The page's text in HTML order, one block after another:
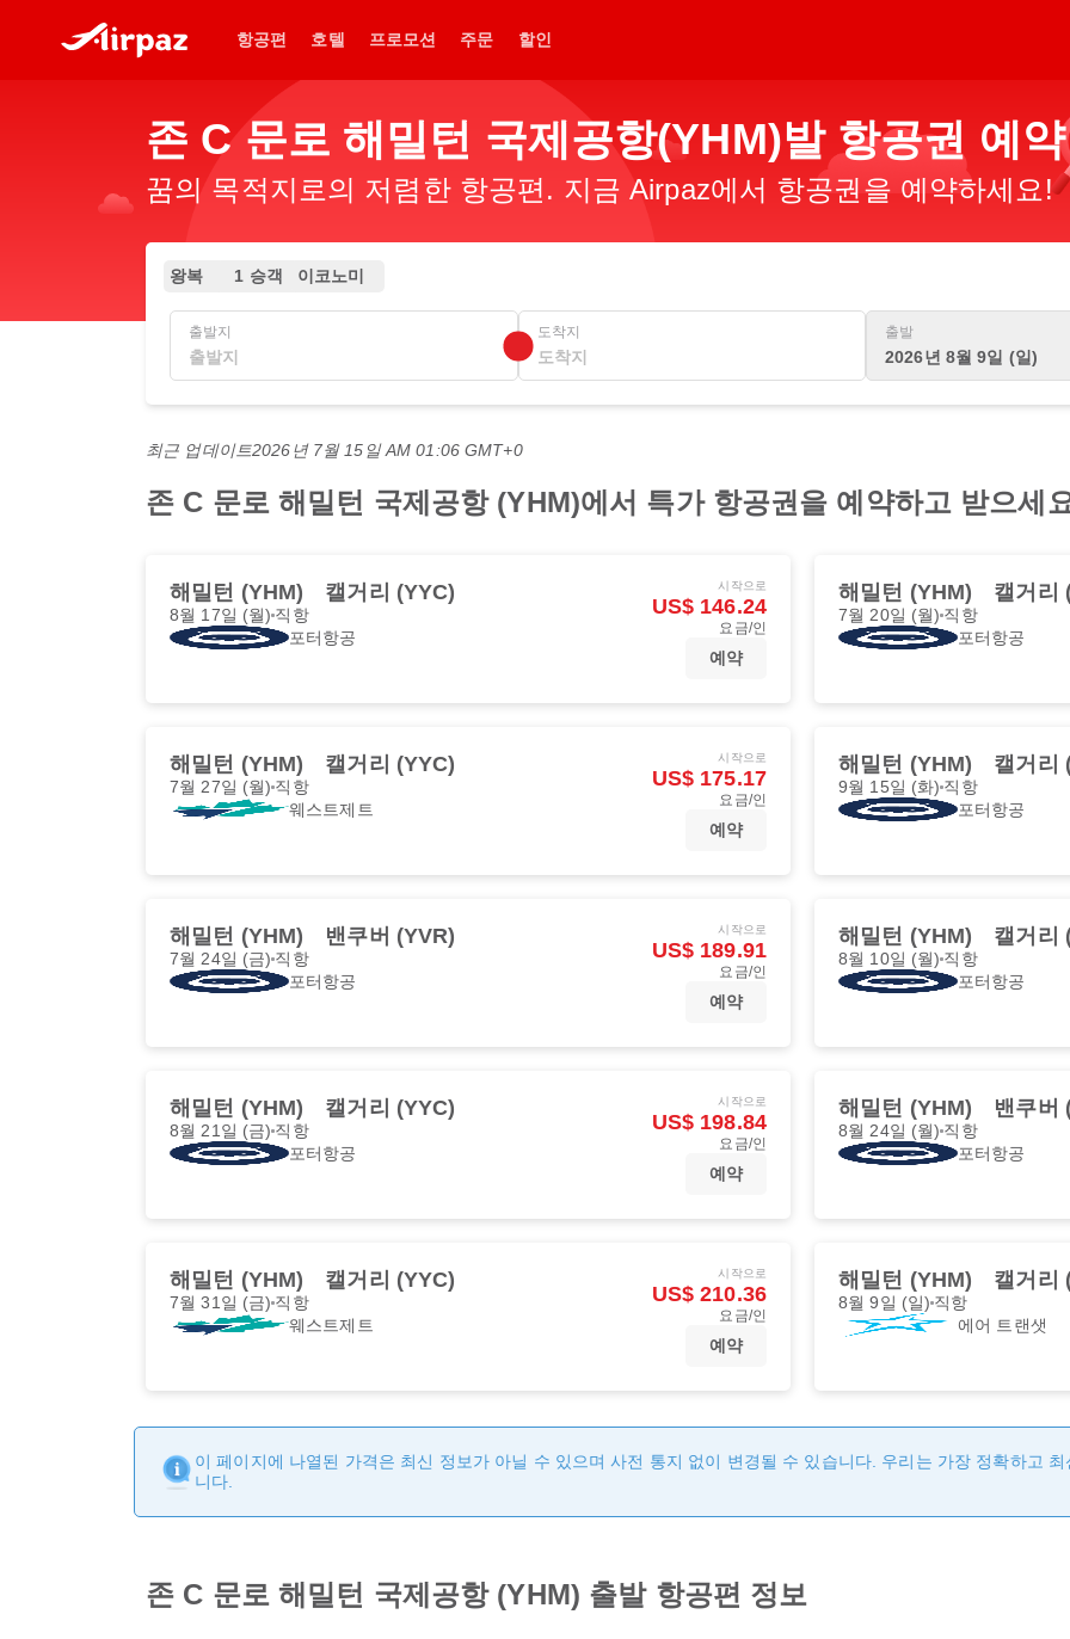
항공편 호텔 프로모션 주문 할인
존 C 문로 해밀턴 국제공항(YHM)발 항공권 예약
꿈의 목적지로의 저렴한 항공편. 지금 Airpaz에서 항공권을 예약하세요!
왕복 1 승객 이코노미
출발지 도착지 출발
2026년 8월 9일 (일)
최근 업데이트2026년 7월 15일 AM 01:06 GMT+0
존 C 문로 해밀턴 국제공항 (YHM)에서 특가 항공권을 예약하고 받으세
해밀턴 (YHM) 캘거리 (YYC)
8월 17일 (월) 직항
포터항공
시작으로
US$ 146.24
요금/인
예약
해밀턴 (YHM) 캘거리
7월 20일 (월) 직항
포터항공
해밀턴 (YHM) 캘거리 (YYC)
7월 27일 (월) 직항
웨스트제트
시작으로
US$ 175.17
요금/인
예약
해밀턴 (YHM) 캘거리
9월 15일 (화) 직항
포터항공
해밀턴 (YHM) 밴쿠버 (YVR)
7월 24일 (금) 직항
포터항공
시작으로
US$ 189.91
요금/인
예약
해밀턴 (YHM) 캘거리
8월 10일 (월) 직항
포터항공
해밀턴 (YHM) 캘거리 (YYC)
8월 21일 (금) 직항
포터항공
시작으로
US$ 198.84
요금/인
예약
해밀턴 (YHM) 밴쿠버
8월 24일 (월) 직항
포터항공
해밀턴 (YHM) 캘거리 (YYC)
7월 31일 (금) 직항
웨스트제트
시작으로
US$ 210.36
요금/인
예약
해밀턴 (YHM) 캘거리
8월 9일 (일) 직항
에어 트랜샛
이 페이지에 나열된 가격은 최신 정보가 아닐 수 있으며 사전 통지 없이 변경될 수 있습니다. 우리는 가장 정확하고
니다.
존 C 문로 해밀턴 국제공항 (YHM) 출발 항공편 정보